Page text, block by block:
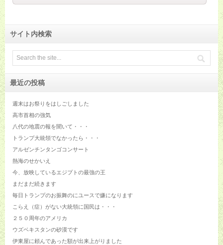
サイト内検索
最近の投稿
週末はお祭りをはしごしました
高市首相の強気
八代の地震の報を聞いて・・・
トランプ大統領でなかったら・・・
アルゼンチンタンゴコンサート
熱海のせかいえ
今、放映しているエジプトの最強の王
まだまだ続きます
毎日トランプのお振舞のにユースで嫌になります
こらえ（症）がない大統領に国民は・・・
２５０周年のアメリカ
ウズベキスタンの砂漠です
伊東屋に頼んであった額が出来上がりました